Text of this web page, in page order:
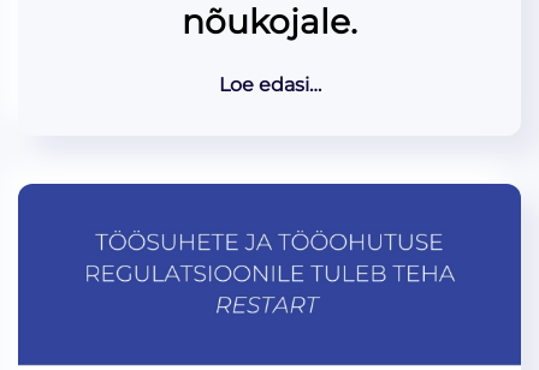
nõukojale.
Loe edasi…